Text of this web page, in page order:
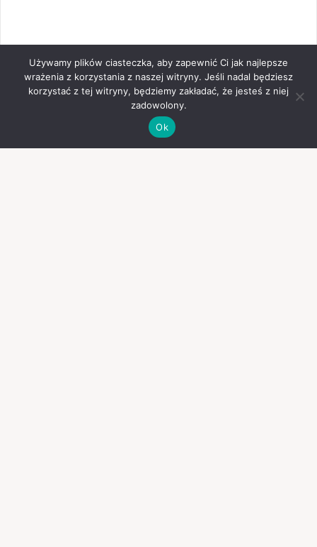
Używamy plików ciasteczka, aby zapewnić Ci jak najlepsze
wrażenia z korzystania z naszej witryny. Jeśli nadal będziesz
korzystać z tej witryny, będziemy zakładać, że jesteś z niej
zadowolony.
Ok